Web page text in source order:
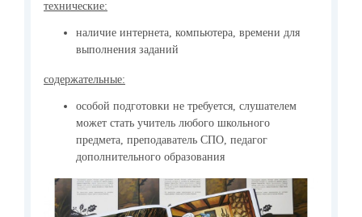
технические:
наличие интернета, компьютера, времени для
выполнения заданий
содержательные:
особой подготовки не требуется, слушателем
может стать учитель любого школьного
предмета, преподаватель СПО, педагог
дополнительного образования